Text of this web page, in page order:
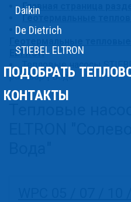
Daikin
De Dietrich
STIEBEL ELTRON
ПОДОБРАТЬ
КОНТАКТЫ
Главная страница
Геотермальные
Геотермальные
ELTRON
Тепловые насосы
раствор | Вода"
Тепловые
ELTRON
WPC 05 / 07 / 10